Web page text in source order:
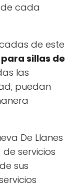
cada
de este
sillas de
las
puedan
De Llanes
servicios
sus